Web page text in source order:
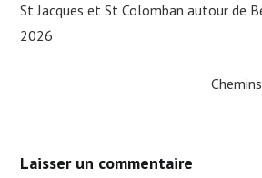
articles
St Jacques et St Colomban autour de
2026
Laisser un commentaire